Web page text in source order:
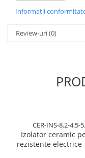
rezistenta 15.36
rezistenta la
stabilitate si
potrivit pentru
Informatii
Review-uri(0)
CER-INS-8.2-4.5-
Izolator ceramic
rezistente electrice